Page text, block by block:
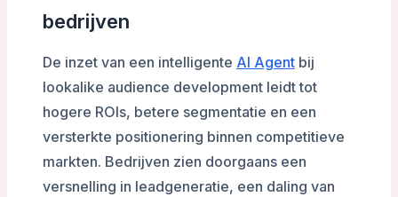
bedrijven
De inzet van een intelligente AI Agentbij
lookalike audience development leidt tot
hogere ROIs, betere segmentatie en een
versterkte positionering binnen competitieve
markten. Bedrijven zien doorgaans een
versnelling in leadgeneratie, een daling van